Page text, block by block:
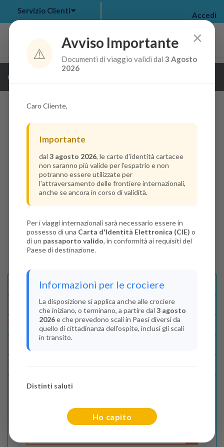
my bookings >
Servizio Clienti Accedi
Guarda i dettagli della crociera
Descrizione E Itinerario
Disponibilità
Condizioni
(Da 18 anni)
×
⚠️
Avviso Importante
Documenti di viaggio validi dal3 Agosto
2026
Caro Cliente,
Importante
dal 3 agosto 2026, le carte d'identità cartacee
non saranno più valide per l'espatrio e non
potranno essere utilizzate per
l'attraversamento delle frontiere internazionali,
anche se ancora in corso di validità.
Per i viaggi internazionali sarà necessario essere in
possesso di una Carta d'Identità Elettronica (CIE) o
di un passaporto valido, in conformità ai requisiti del
Paese di destinazione.
Informazioni per le crociere
La disposizione si applica anche alle crociere
che iniziano, o terminano, a partire dal 3 agosto
2026e che prevedono scali in Paesi diversi da
quello di cittadinanza dell'ospite, inclusi gli scali
in transito.
Distinti saluti
Ho capito